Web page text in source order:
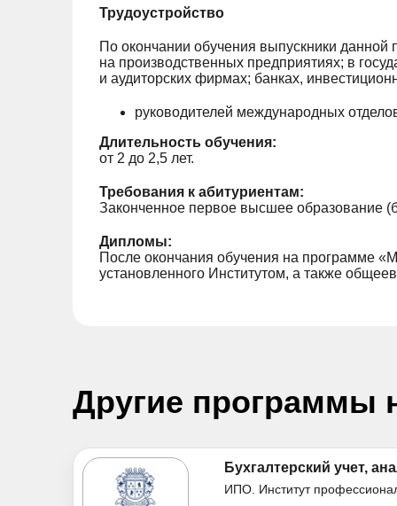
Трудоустройство
По окончании обучения выпускники
на производственных предприятиях; в
и аудиторских фирмах; банках,
руководителей международных
Длительность обучения:
от 2 до 2,5 лет.
Требования к абитуриентам:
Законченное первое высшее образование
Дипломы:
После окончания обучения на программе
установленного Институтом, а также
Другие программы
Бухгалтерский учет,
ИПО. Институт